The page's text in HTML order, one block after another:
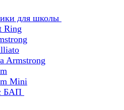
для школы
Ring
Armstrong
Mini
БАП